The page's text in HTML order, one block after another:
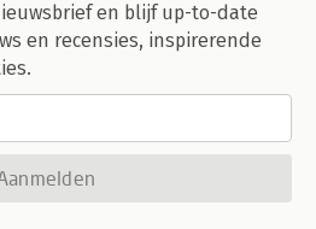
en blijf up-to-date
en recensies, inspirerende